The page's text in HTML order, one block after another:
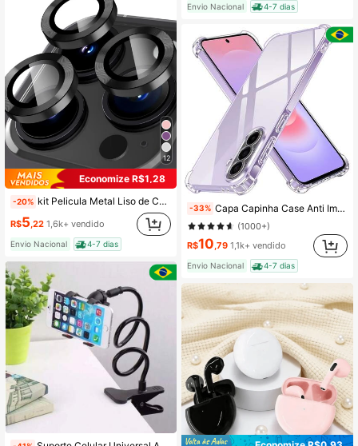
12
Economize R$1,28
-20% kit Pelicula Metal Liso de Camera proteção Lente Compativel para IPhone XR 11 12 12mini 13 mini 13 14 15 pro pro max
R$5 ,22 1,6k+ vendido
Envio Nacional 4-7 dias
Envio Nacional 4-7 dias
-33% Capa Capinha Case Anti Impacto Transparente Para Galaxy Todos Modelos
(1000+)
R$10 ,79 1,1k+ vendido
Envio Nacional 4-7 dias